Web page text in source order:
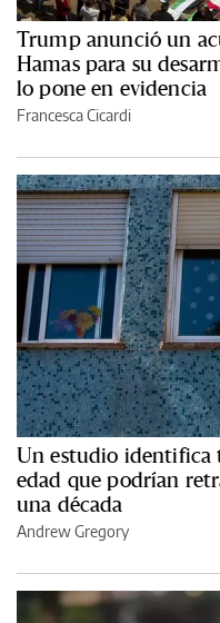
Trump anunció un
Hamas para su
lo pone en evidencia
Francesca Cicardi
Un estudio identifica
edad que podrían
una década
Andrew Gregory